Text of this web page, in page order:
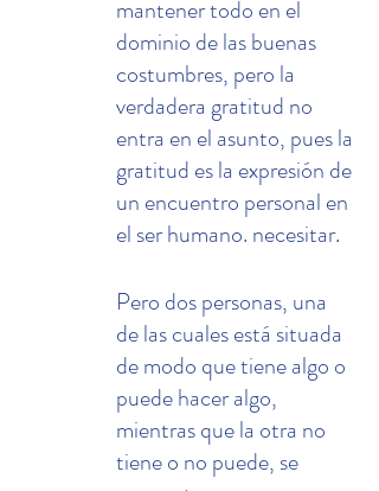
mantener todo en el
dominio de las buenas
costumbres, pero la
verdadera gratitud no
entra en el asunto, pues la
gratitud es la expresión de
un encuentro personal en
el ser humano. necesitar.
Pero dos personas, una
de las cuales está situada
de modo que tiene algo o
puede hacer algo,
mientras que la otra no
tiene o no puede, se